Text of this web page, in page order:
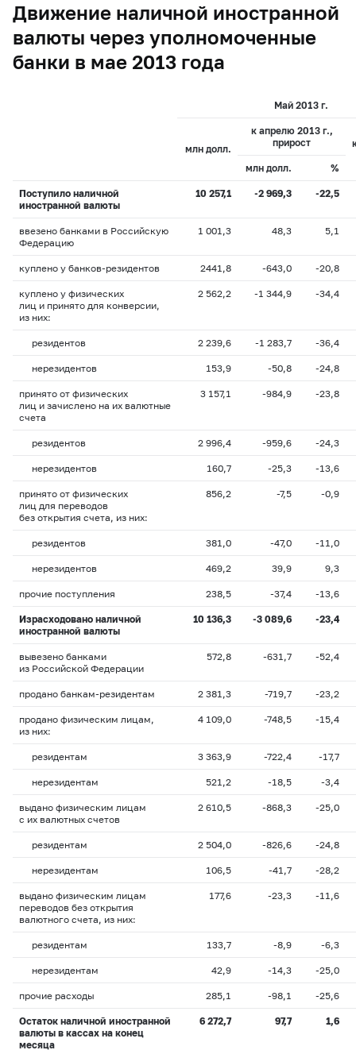
Движение наличной иностранной
валюты через уполномоченные
банки в мае 2013 года
Май 2013 г.
млн долл.
к апрелю 2013 г.,
прирост
млн долл. %
Поступило наличной
иностранной валюты
10 257,1 -2 969,3 -22,5
ввезено банками в Российскую
Федерацию
1 001,3 48,3 5,1
куплено у банков-резидентов 2441,8 -643,0 -20,8
куплено у физических
лиц и принято для конверсии,
из них:
2 562,2 -1 344,9 -34,4
резидентов 2 239,6 -1 283,7 -36,4
нерезидентов 153,9 -50,8 -24,8
принято от физических
лиц и зачислено на их валютные
счета
3 157,1 -984,9 -23,8
резидентов 2 996,4 -959,6 -24,3
нерезидентов 160,7 -25,3 -13,6
принято от физических
лиц для переводов
без открытия счета, из них:
856,2 -7,5 -0,9
резидентов 381,0 -47,0 -11,0
нерезидентов 469,2 39,9 9,3
прочие поступления 238,5 -37,4 -13,6
Израсходовано наличной
иностранной валюты
10 136,3 -3 089,6 -23,4
вывезено банками
из Российской Федерации
572,8 -631,7 -52,4
продано банкам-резидентам 2 381,3 -719,7 -23,2
продано физическим лицам,
из них:
4 109,0 -748,5 -15,4
резидентам 3 363,9 -722,4 -17,7
нерезидентам 521,2 -18,5 -3,4
выдано физическим лицам
с их валютных счетов
2 610,5 -868,3 -25,0
резидентам 2 504,0 -826,6 -24,8
нерезидентам 106,5 -41,7 -28,2
выдано физическим лицам
переводов без открытия
валютного счета, из них:
177,6 -23,3 -11,6
резидентам 133,7 -8,9 -6,3
нерезидентам 42,9 -14,3 -25,0
прочие расходы 285,1 -98,1 -25,6
Остаток наличной иностранной
валюты в кассах на конец
месяца
6 272,7 97,7 1,6